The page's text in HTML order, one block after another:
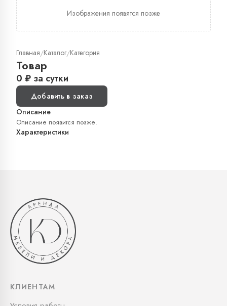
Изображения появятся позже
Главная/Каталог/Категория
Товар
0 ₽ за сутки
Добавить в заказ
Описание
Описание появится позже.
Характеристики
КЛИЕНТАМ